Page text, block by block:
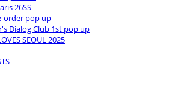
26SS
order pop up
Dialog Club 1st pop up
SEOUL 2025